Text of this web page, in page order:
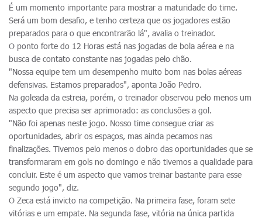
É um momento importante para mostrar a maturidade do time.
Será um bom desafio, e tenho certeza que os jogadores estão
preparados para o que encontrarão lá", avalia o treinador.
O ponto forte do 12 Horas está nas jogadas de bola aérea e na
busca de contato constante nas jogadas pelo chão.
"Nossa equipe tem um desempenho muito bom nas bolas aéreas
defensivas. Estamos preparados", aponta João Pedro.
Na goleada da estreia, porém, o treinador observou pelo menos um
aspecto que precisa ser aprimorado: as conclusões a gol.
"Não foi apenas neste jogo. Nosso time consegue criar as
oportunidades, abrir os espaços, mas ainda pecamos nas
finalizações. Tivemos pelo menos o dobro das oportunidades que se
transformaram em gols no domingo e não tivemos a qualidade para
concluir. Este é um aspecto que vamos treinar bastante para esse
segundo jogo", diz.
O Zeca está invicto na competição. Na primeira fase, foram sete
vitórias e um empate. Na segunda fase, vitória na única partida